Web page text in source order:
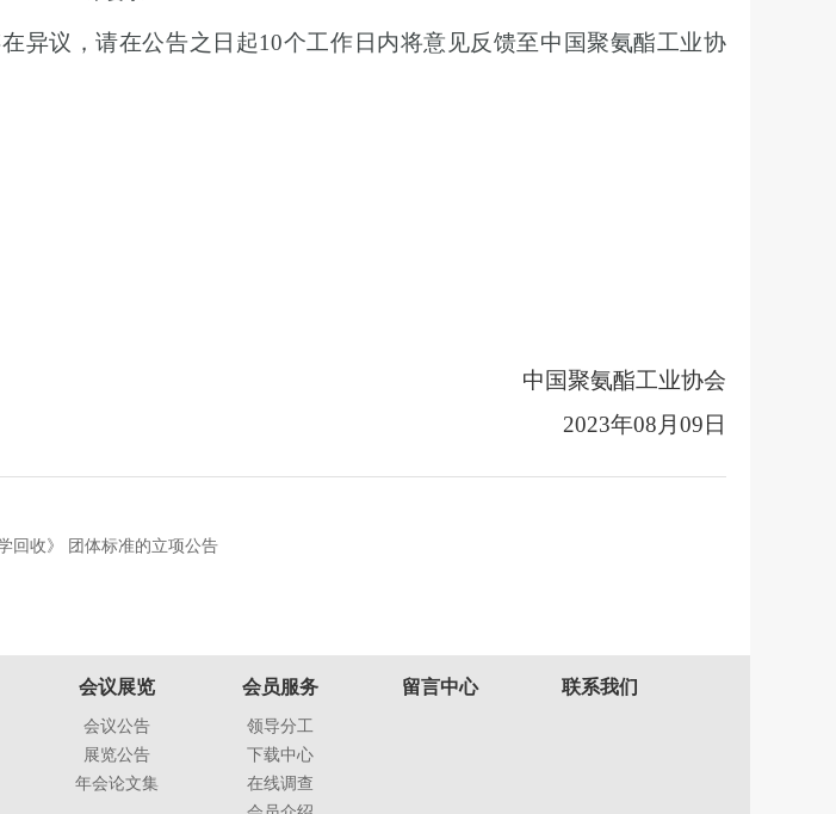
异议，请在公告之日起10个工作日内将意见反馈至中国聚氨酯工业协
中国聚氨酯工业协会
2023年08 月 09 日
回收》 团体标准的立项公告
会议展览
会议公告
展览公告
年会论文集
会员服务
领导分工
下载中心
在线调查
留言中心 联系我们